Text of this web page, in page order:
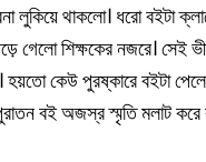
লুকিয়ে থাকলো। ধরো বইটা
গেলো শিক্ষকের নজরে। সেই
কেউ পুরষ্কারে বইটা
বই অজস্র স্মৃতি মলাট করে